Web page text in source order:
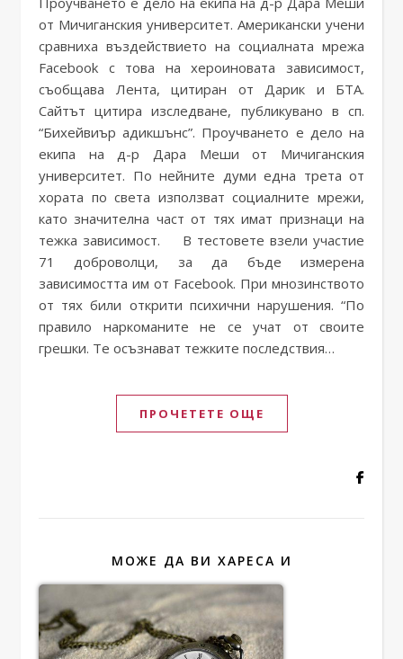
от Мичиганския университет. Американски учени
сравниха въздействието на социалната мрежа
Facebook с това на хероиновата зависимост,
съобщава Лента, цитиран от Дарик и БТА.
Сайтът цитира изследване, публикувано в сп.
“Бихейвиър адикшънс”. Проучването е дело на
екипа на д-р Дара Меши от Мичиганския
университет. По нейните думи една трета от
хората по света използват социалните мрежи,
като значителна част от тях имат признаци на
тежка зависимост. В тестовете взели участие
71 доброволци, за да бъде измерена
зависимостта им от Facebook. При мнозинството
от тях били открити психични нарушения. “По
правило наркоманите не се учат от своите
грешки. Те осъзнават тежките последствия…
ПРОЧЕТЕТЕ ОЩЕ
МОЖЕ ДА ВИ ХАРЕСА И